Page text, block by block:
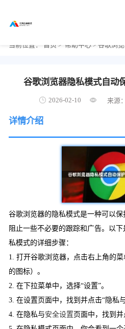
当前位置： 首页 > 帮助中心 > 谷歌浏览
谷歌浏览器隐私模式自动
2026-02-10 来源
详情介绍
谷歌浏览器的隐私模式是一种可以
阻止一些不必要的跟踪和广告。以
私模式的详细步骤：
1. 打开谷歌浏览器，点击右上角的
的图标）。
2. 在下拉菜单中，选择“设置”。
3. 在设置页面中，找到并点击“隐私
4. 在隐私与安全设置 页面中，找到并